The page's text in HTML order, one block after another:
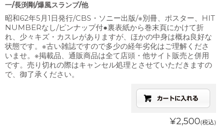
一/長渕剛/爆風スランプ/他
昭和62年5月1日発行/CBS・ソニー出版/※別冊、ポスター、HIT
NUMBERなし/ピンナップ付●裏表紙から巻末頁にかけて折
れ、少々キズ・カスレがありますが、ほかの中身は概ね良好な
状態です。※古い雑誌ですので多少の経年劣化はご理解くださ
いませ。※掲載品、通販商品は全て店頭・他サイト販売と併用
です。売り切れの際はキャンセル処理とさせていただきますの
で、御了承ください。
¥2,500(税込)